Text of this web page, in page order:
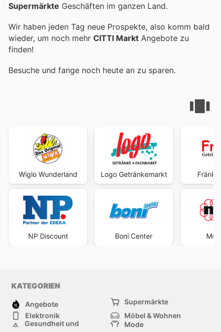
Supermärkte Geschäften im ganzen Land.
Wir haben jeden Tag neue Prospekte, also komm bald
wieder, um noch mehr CITTI Markt Angebote zu
finden!
Besuche und fange noch heute an zu sparen.
Wiglo Wunderland
NP Discount
Logo Getränkemarkt
Boni Center
KATEGORIEN
Angebote
Supermärkte
Elektronik
Möbel & Wohnen
Gesundheit und
Mode